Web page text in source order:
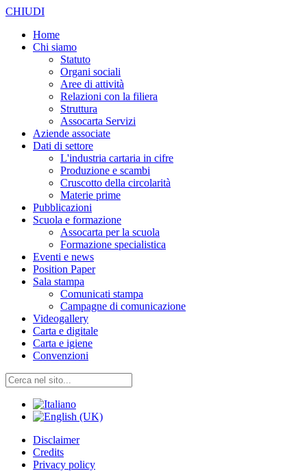
CHIUDI
Home
Chi siamo
Statuto
Organi sociali
Aree di attività
Relazioni con la filiera
Struttura
Assocarta Servizi
Aziende associate
Dati di settore
L'industria cartaria in cifre
Produzione e scambi
Cruscotto della circolarità
Materie prime
Pubblicazioni
Scuola e formazione
Assocarta per la scuola
Formazione specialistica
Eventi e news
Position Paper
Sala stampa
Comunicati stampa
Campagne di comunicazione
Videogallery
Carta e digitale
Carta e igiene
Convenzioni
Disclaimer
Credits
Privacy policy